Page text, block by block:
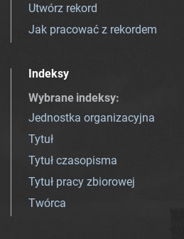
Utwórz rekord
Jak pracować z rekordem
Indeksy
Wybrane indeksy:
Jednostka organizacyjna
Tytuł
Tytuł czasopisma
Tytuł pracy zbiorowej
Twórca